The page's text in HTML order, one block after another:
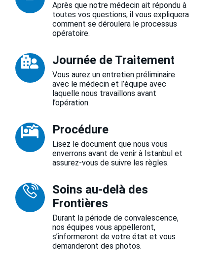
Après que notre médecin ait répondu à
toutes vos questions, il vous expliquera
comment se déroulera le processus
opératoire.
Journée de Traitement
Vous aurez un entretien préliminaire
avec le médecin et l’équipe avec
laquelle nous travaillons avant
l’opération.
Procédure
Lisez le document que nous vous
enverrons avant de venir à Istanbul et
assurez-vous de suivre les règles.
Soins au-delà des
Frontières
Durant la période de convalescence,
nos équipes vous appelleront,
s’informeront de votre état et vous
demanderont des photos.